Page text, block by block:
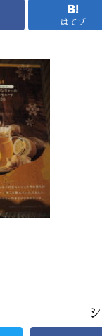
はてブ